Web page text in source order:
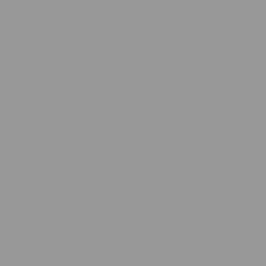
suivi de la localisation de votre appareil,
dans la galerie. Nous recueillons des